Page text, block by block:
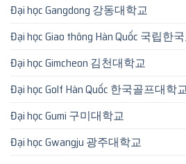
Đại học Gangdong 강동대학교
Đại học Giao thông Hàn Quốc 국립한
Đại học Gimcheon 김천대학교
Đại học Golf Hàn Quốc 한국골프대학
Đại học Gumi 구미대학교
Đại học Gwangju 광주대학교